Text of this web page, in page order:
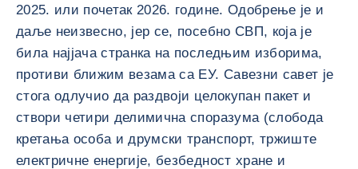
2025. или почетак 2026. године. Одобрење је и
даље неизвесно, јер се, посебно СВП, која је
била најјача странка на последњим изборима,
противи ближим везама са ЕУ. Савезни савет је
стога одлучио да раздвоји целокупан пакет и
створи четири делимична споразума (слобода
кретања особа и друмски транспорт, тржиште
електричне енергије, безбедност хране и